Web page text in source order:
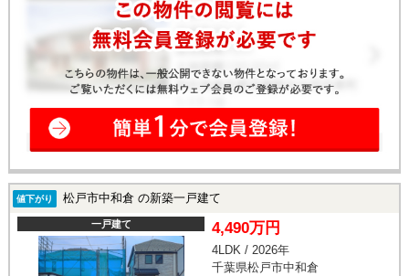
値下がり 松戸市中和倉 の新築一戸建て
一戸建て 4,490万円
4LDK / 2026年
千葉県松戸市中和倉